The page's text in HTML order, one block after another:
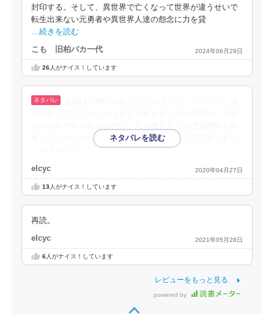
封印する。そして、異世界で亡くなって世界が違うせいで
転生出来ない元勇者や異世界人達の怨念に力を貸
…続きを読む
こも 旧柏バカ一代 2024年06月29日
26人がナイス！しています
奪したぐらいかな。またもや中途半端なところでおしまい
elcyc 2020年04月27日
13人がナイス！しています
再読。
elcyc 2021年05月28日
6人がナイス！しています
レビューをもっと見る
powered by